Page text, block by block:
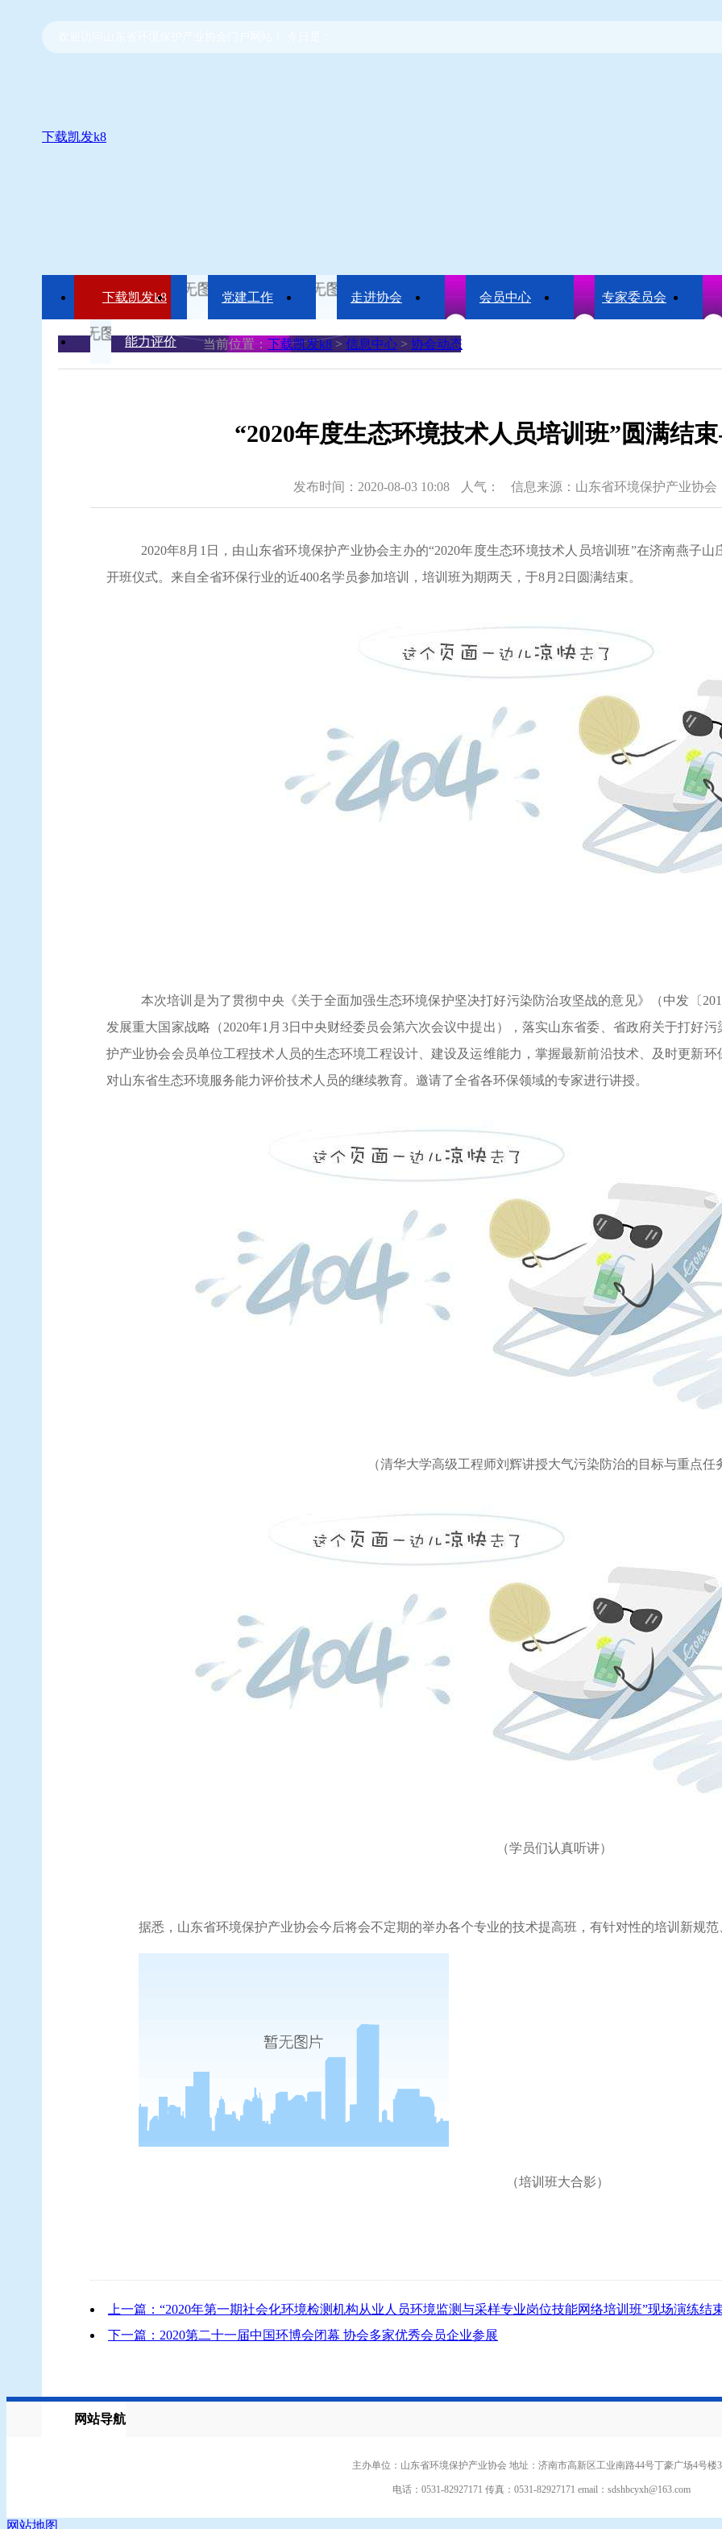
下载凯发k8
下载凯发k8 党建工作 走进协会 会员中心 专家委员会
能力评价 当前位置： 下载凯发k8 > 信息中心 > 协会动态
“2020年度生态环境技术人员培训班”圆满结
发布时间：2020-08-03 10:08 人气： 信息来源：山东省环境保护产业协会
2020年8月1日，由山东省环境保护产业协会主办的“2020年度生态环境技术人员培训班”在济南燕子
开班仪式。来自全省环保行业的近400名学员参加培训，培训班为期两天，于8月2日圆满结束。
本次培训是为了贯彻中央《关于全面加强生态环境保护坚决打好污染防治攻坚战的意见》（中发〔
发展重大国家战略（2020年1月3日中央财经委员会第六次会议中提出），落实山东省委、省政府关于打好
护产业协会会员单位工程技术人员的生态环境工程设计、建设及运维能力，掌握最新前沿技术、及时更新
对山东省生态环境服务能力评价技术人员的继续教育。邀请了全省各环保领域的专家进行讲授。
（清华大学高级工程师刘辉讲授大气污染防治的目标与重点任
（学员们认真听讲）
据悉，山东省环境保护产业协会今后将会不定期的举办各个专业的技术提高班，有针对性的培训新规
（培训班大合影）
上一篇：“2020年第一期社会化环境检测机构从业人员环境监测与采样专业岗位技能网络培训班”现场演练结
下一篇：2020第二十一届中国环博会闭幕 协会多家优秀会员企业参展
网站导航
主办单位：山东省环境保护产业协会 地址：济南市高新区工业南路44号丁豪广场4号楼
电话：0531-82927171 传真：0531-82927171 email： sdshbcyxh@163.com
网站地图